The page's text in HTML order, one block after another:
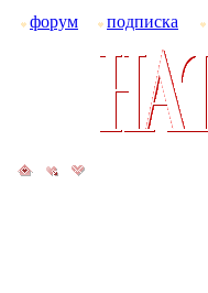
форум подписка